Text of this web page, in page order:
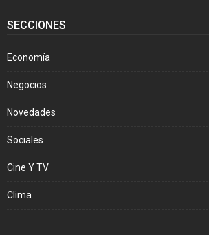
SECCIONES
Economía
Negocios
Novedades
Sociales
Cine Y TV
Clima